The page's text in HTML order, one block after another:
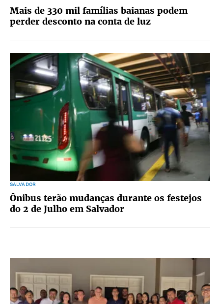
Mais de 330 mil famílias baianas podem
perder desconto na conta de luz
SALVADOR
Ônibus terão mudanças durante os festejos
do 2 de Julho em Salvador